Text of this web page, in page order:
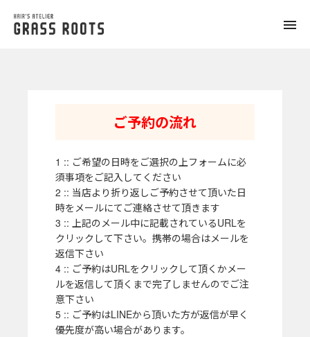
toggle
ご予約の流れ
1 :: ご希望の日時をご選択の上フォームに必
須事項をご記入してください
2 :: 当店より折り返しご予約させて頂いた日
時をメールにてご連絡させて頂きます
3 :: 上記のメール中に記載されているURLを
クリックして下さい。携帯の場合はメールを
返信下さい
4 :: ご予約はURLをクリックして頂くかメー
ルを返信して頂くまで完了しませんのでご注
意下さい
5 :: ご予約はLINEから頂いた方が返信が早く
優先度が高い場合があります。